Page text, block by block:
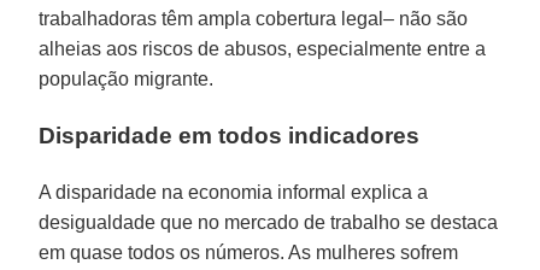
trabalhadoras têm ampla cobertura legal– não são
alheias aos riscos de abusos, especialmente entre a
população migrante.
Disparidade em todos indicadores
A disparidade na economia informal explica a
desigualdade que no mercado de trabalho se destaca
em quase todos os números. As mulheres sofrem